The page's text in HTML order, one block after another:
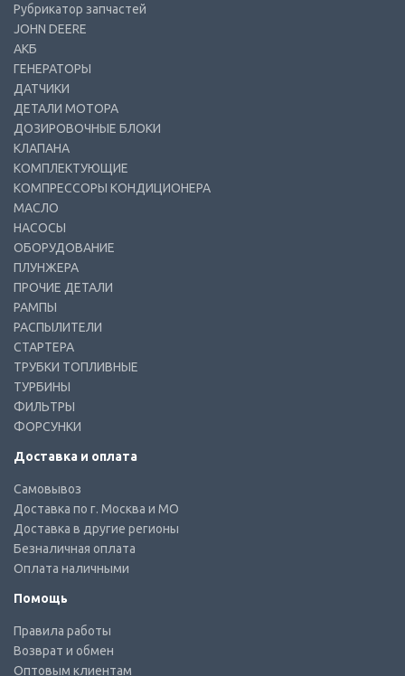
Рубрикатор запчастей
JOHN DEERE
АКБ
ГЕНЕРАТОРЫ
ДАТЧИКИ
ДЕТАЛИ МОТОРА
ДОЗИРОВОЧНЫЕ БЛОКИ
КЛАПАНА
КОМПЛЕКТУЮЩИЕ
КОМПРЕССОРЫ КОНДИЦИОНЕРА
МАСЛО
НАСОСЫ
ОБОРУДОВАНИЕ
ПЛУНЖЕРА
ПРОЧИЕ ДЕТАЛИ
РАМПЫ
РАСПЫЛИТЕЛИ
СТАРТЕРА
ТРУБКИ ТОПЛИВНЫЕ
ТУРБИНЫ
ФИЛЬТРЫ
ФОРСУНКИ
Доставка и оплата
Самовывоз
Доставка по г. Москва и МО
Доставка в другие регионы
Безналичная оплата
Оплата наличными
Помощь
Правила работы
Возврат и обмен
Оптовым клиентам